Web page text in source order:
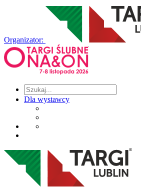
Organizator:
Dla wystawcy